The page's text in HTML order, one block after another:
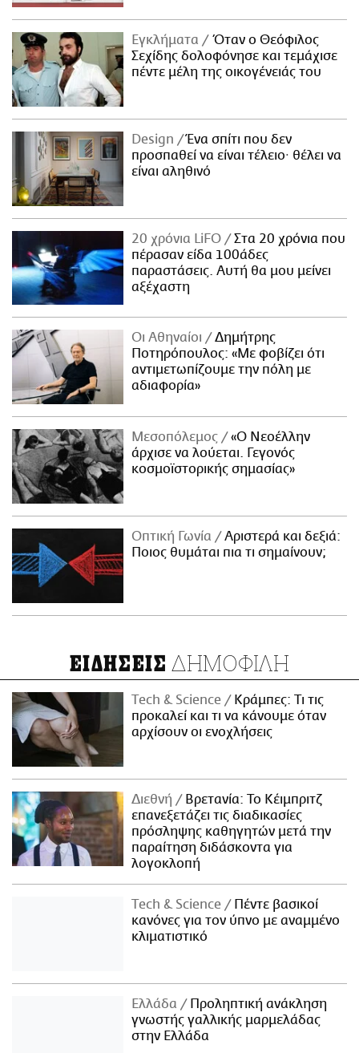
Εγκλήματα
Όταν ο Θεόφιλος
Σεχίδης δολοφόνησε και τεμάχισε
πέντε μέλη της οικογένειάς του
Design
Ένα σπίτι που δεν
προσπαθεί να είναι τέλειο· θέλει να
είναι αληθινό
20 χρόνια LiFO
Στα 20 χρόνια που
πέρασαν είδα 100άδες
παραστάσεις. Αυτή θα μου μείνει
αξέχαστη
Οι Αθηναίοι
Δημήτρης
Ποτηρόπουλος: «Με φοβίζει ότι
αντιμετωπίζουμε την πόλη με
αδιαφορία»
Μεσοπόλεμος
«Ο Νεοέλλην
άρχισε να λούεται. Γεγονός
κοσμοϊστορικής σημασίας»
Οπτική Γωνία
Αριστερά και δεξιά:
Ποιος θυμάται πια τι σημαίνουν;
ΕΙΔΗΣΕΙΣ ΔΗΜΟΦΙΛΗ
Τech & Science
Κράμπες: Τι τις
προκαλεί και τι να κάνουμε όταν
αρχίσουν οι ενοχλήσεις
Διεθνή
Βρετανία: Το Κέιμπριτζ
επανεξετάζει τις διαδικασίες
πρόσληψης καθηγητών μετά την
παραίτηση διδάσκοντα για
λογοκλοπή
Τech & Science
Πέντε βασικοί
κανόνες για τον ύπνο με αναμμένο
κλιματιστικό
Ελλάδα
Προληπτική ανάκληση
γνωστής γαλλικής μαρμελάδας
στην Ελλάδα